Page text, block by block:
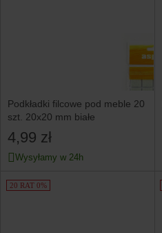
Podkładki filcowe pod meble 20
szt. 20x20 mm białe
4,99 zł
Wysyłamy w 24h
20 RAT 0%